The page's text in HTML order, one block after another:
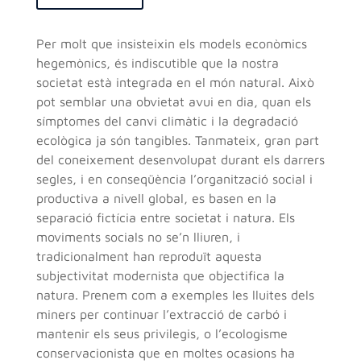
Per molt que insisteixin els models econòmics
hegemònics, és indiscutible que la nostra
societat està integrada en el món natural. Això
pot semblar una obvietat avui en dia, quan els
símptomes del canvi climàtic i la degradació
ecològica ja són tangibles. Tanmateix, gran part
del coneixement desenvolupat durant els darrers
segles, i en conseqüència l’organització social i
productiva a nivell global, es basen en la
separació fictícia entre societat i natura. Els
moviments socials no se’n lliuren, i
tradicionalment han reproduït aquesta
subjectivitat modernista que objectifica la
natura. Prenem com a exemples les lluites dels
miners per continuar l’extracció de carbó i
mantenir els seus privilegis, o l’ecologisme
conservacionista que en moltes ocasions ha